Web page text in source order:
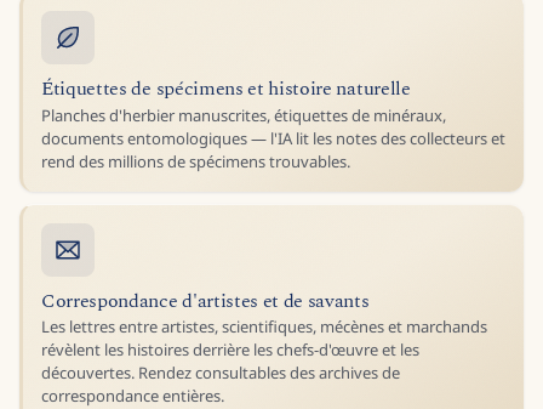
Étiquettes de spécimens et histoire naturelle
Planches d'herbier manuscrites, étiquettes de minéraux,
documents entomologiques — l'IA lit les notes des collecteurs et
rend des millions de spécimens trouvables.
Correspondance d'artistes et de savants
Les lettres entre artistes, scientifiques, mécènes et marchands
révèlent les histoires derrière les chefs-d'œuvre et les
découvertes. Rendez consultables des archives de
correspondance entières.